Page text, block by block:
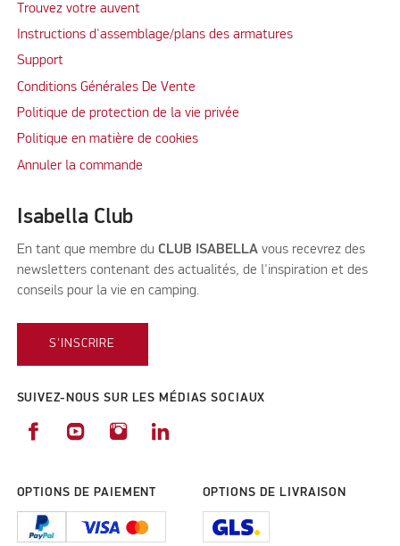
Trouvez votre auvent
Instructions d'assemblage/plans des armatures
Support
Conditions Générales De Vente
Politique de protection de la vie privée
Politique en matière de cookies
Annuler la commande
Isabella Club
En tant que membre du CLUB ISABELLA vous recevrez des
newsletters contenant des actualités, de l'inspiration et des
conseils pour la vie en camping.
S'INSCRIRE
SUIVEZ-NOUS SUR LES MÉDIAS SOCIAUX
OPTIONS DE PAIEMENT OPTIONS DE LIVRAISON